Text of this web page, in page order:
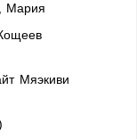
Мария
Мяэкиви